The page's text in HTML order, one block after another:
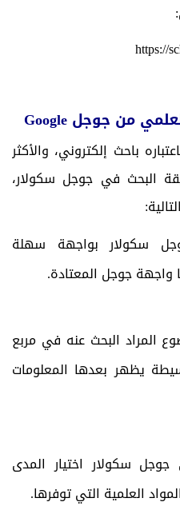
https://
من جوجل Google
باحث إلكتروني، والأكثر
البحث في جوجل سكولار،
سكولار بواجهة سهلة
واجهة جوجل المعتادة.
المراد البحث عنه في مربع
يظهر بعدها المعلومات
جوجل سكولار اختيار المدى
العلمية التي توفرها.